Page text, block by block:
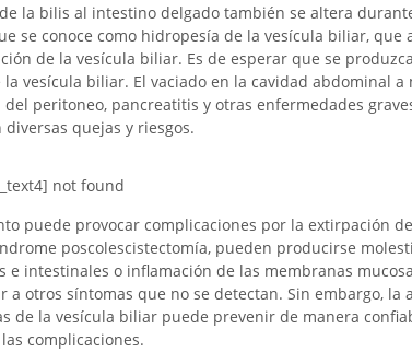
la bilis al intestino delgado también se altera
se conoce como hidropesía de la vesícula biliar, que
de la vesícula biliar. Es de esperar que se
la vesícula biliar. El vaciado en la cavidad abdominal a
peritoneo, pancreatitis y otras enfermedades
diversas quejas y riesgos.
not found
puede provocar complicaciones por la extirpación
poscolescistectomía, pueden producirse
e intestinales o inflamación de las membranas
a otros síntomas que no se detectan. Sin embargo, la
de la vesícula biliar puede prevenir de manera
complicaciones.